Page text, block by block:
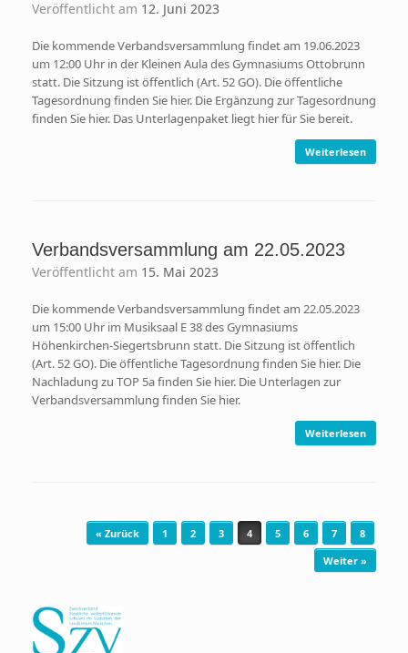
Veröffentlicht am 12. Juni 2023
Die kommende Verbandsversammlung findet am 19.06.2023
um 12:00 Uhr in der Kleinen Aula des Gymnasiums Ottobrunn
statt. Die Sitzung ist öffentlich (Art. 52 GO). Die öffentliche
Tagesordnung finden Sie hier. Die Ergänzung zur Tagesordnung
finden Sie hier. Das Unterlagenpaket liegt hier für Sie bereit.
Weiterlesen
Verbandsversammlung am 22.05.2023
Veröffentlicht am 15. Mai 2023
Die kommende Verbandsversammlung findet am 22.05.2023
um 15:00 Uhr im Musiksaal E 38 des Gymnasiums
Höhenkirchen-Siegertsbrunn statt. Die Sitzung ist öffentlich
(Art. 52 GO). Die öffentliche Tagesordnung finden Sie hier. Die
Nachladung zu TOP 5a finden Sie hier. Die Unterlagen zur
Verbandsversammlung finden Sie hier.
Weiterlesen
Beitragsnavigation
« Zurück 1 2 3 4 5 6 7
8
Weiter »